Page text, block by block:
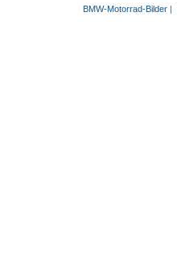
BMW-Motorrad-Bilder|